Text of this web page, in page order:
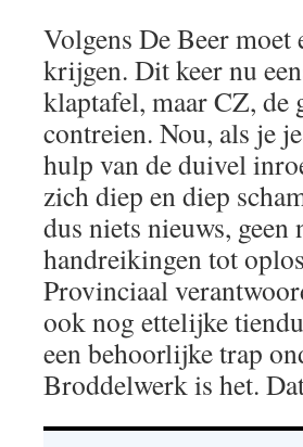
Volgens De Beer moet
krijgen. Dit keer nu
klaptafel, maar CZ, de
contreien. Nou, als je
hulp van de duivel
zich diep en diep
dus niets nieuws,
handreikingen tot
Provinciaal
ook nog ettelijke
een behoorlijke trap
Broddelwerk is het.